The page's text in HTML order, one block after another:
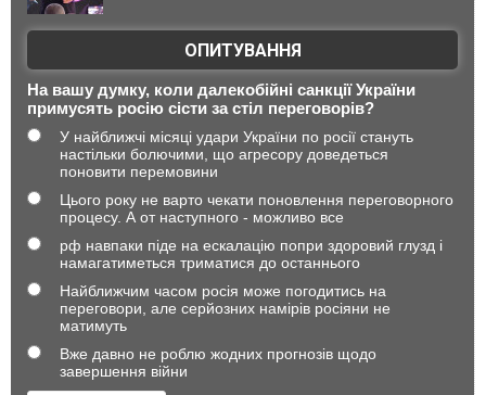
ОПИТУВАННЯ
На вашу думку, коли далекобійні санкції України
примусять росію сісти за стіл переговорів?
У найближчі місяці удари України по росії стануть
настільки болючими, що агресору доведеться
поновити перемовини
Цього року не варто чекати поновлення переговорного
процесу. А от наступного - можливо все
рф навпаки піде на ескалацію попри здоровий глузд і
намагатиметься триматися до останнього
Найближчим часом росія може погодитись на
переговори, але серйозних намірів росіяни не
матимуть
Вже давно не роблю жодних прогнозів щодо
завершення війни